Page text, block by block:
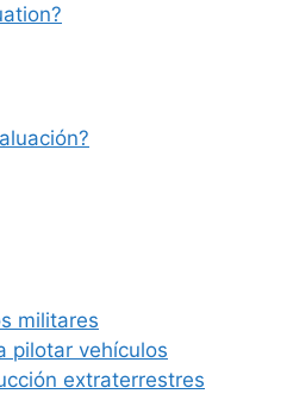
militares
pilotar vehículos
extraterrestres